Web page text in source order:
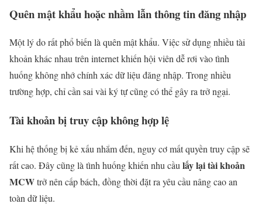
Quên mật khẩu hoặc nhầm lẫn thông tin đăng nhập
Một lý do rất phổ biến là quên mật khẩu. Việc sử dụng nhiều tài
khoản khác nhau trên internet khiến hội viên dễ rơi vào tình
huống không nhớ chính xác dữ liệu đăng nhập. Trong nhiều
trường hợp, chỉ cần sai vài ký tự cũng có thể gây ra trở ngại.
Tài khoản bị truy cập không hợp lệ
Khi hệ thống bị kẻ xấu nhắm đến, nguy cơ mất quyền truy cập sẽ
rất cao. Đây cũng là tình huống khiến nhu cầu lấy lại tài khoản
MCWtrở nên cấp bách, đồng thời đặt ra yêu cầu nâng cao an
toàn dữ liệu.